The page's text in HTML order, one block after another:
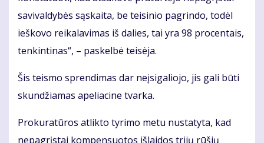
savivaldybės sąskaita, be teisinio pagrindo, todėl
ieškovo reikalavimas iš dalies, tai yra 98 procentais,
tenkintinas“, – paskelbė teisėja.
Šis teismo sprendimas dar neįsigaliojo, jis gali būti
skundžiamas apeliacine tvarka.
Prokuratūros atlikto tyrimo metu nustatyta, kad
nepagrįstai kompensuotos išlaidos trijų rūšių